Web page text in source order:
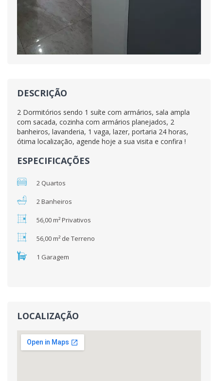
DESCRIÇÃO
2 Dormitórios sendo 1 suíte com armários, sala ampla
com sacada, cozinha com armários planejados, 2
banheiros, lavanderia, 1 vaga, lazer, portaria 24 horas,
ótima localização, agende hoje a sua visita e confira !
ESPECIFICAÇÕES
2 Quartos
2 Banheiros
56,00 m² Privativos
56,00 m² de Terreno
1 Garagem
LOCALIZAÇÃO